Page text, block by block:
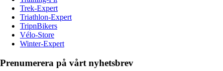
Trek-Expert
Triathlon-Expert
TripnBikers
Vélo-Store
Winter-Expert
Prenumerera på vårt nyhetsbrev